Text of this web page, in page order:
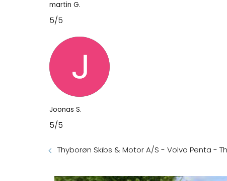
martin G.
5/5
Joonas S.
5/5
Thyborøn Skibs & Motor A/S - Volvo Penta -